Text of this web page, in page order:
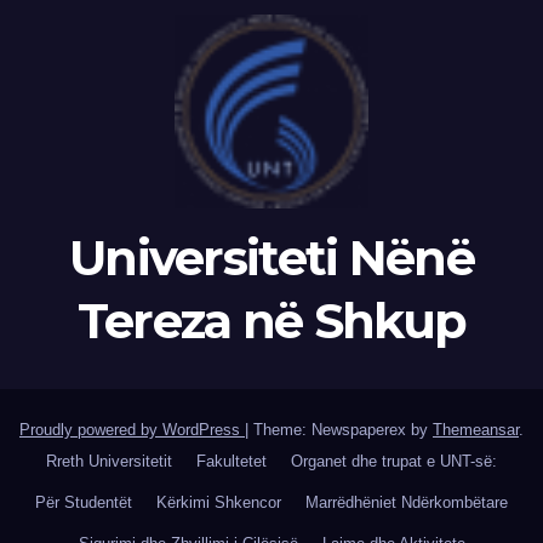
Universiteti Nënë
Tereza në Shkup
Proudly powered by WordPress Theme: Newspaperex by Themeansar.
Rreth Universitetit
Fakultetet Organet dhe trupat e UNT-së:
Për Studentët Kërkimi Shkencor Marrëdhëniet Ndërkombëtare